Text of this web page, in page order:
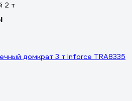
2 т
домкрат 3 т Inforce TRA8335